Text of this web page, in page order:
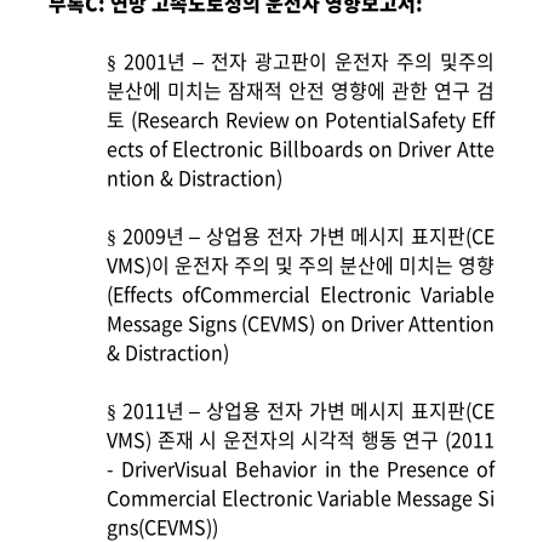
§ 2001년 – 전자 광고판이 운전자 주의 및주의
분산에 미치는 잠재적 안전 영향에 관한 연구 검
토 (Research Review on PotentialSafety Eff
ects ofElectronic Billboards on Driver Atte
ntion & Distraction)
§ 2009년 – 상업용 전자 가변 메시지 표지판(CE
VMS)이 운전자 주의 및 주의 분산에 미치는 영향
(Effects ofCommercial Electronic Variable
Message Signs (CEVMS) on Driver Attention
& Distraction)
§ 2011년 – 상업용 전자 가변 메시지 표지판(CE
VMS) 존재 시 운전자의 시각적 행동 연구 (2011
- DriverVisual Behavior in the Presence of
Commercial Electronic Variable Message Si
gns(CEVMS))